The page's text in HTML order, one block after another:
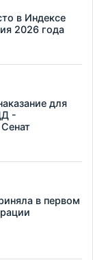
в Индексе
2026 года
для
-
в первом